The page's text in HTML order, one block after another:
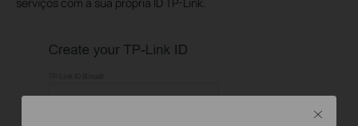
serviços com a sua própria ID TP-Link.
Close